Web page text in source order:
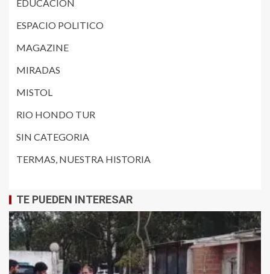
EDUCACIÓN
ESPACIO POLITICO
MAGAZINE
MIRADAS
MISTOL
RIO HONDO TUR
SIN CATEGORIA
TERMAS, NUESTRA HISTORIA
TE PUEDEN INTERESAR